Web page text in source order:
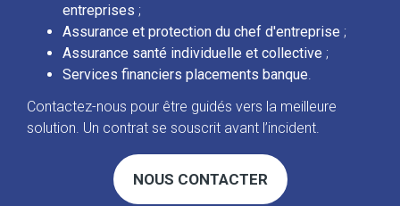
entreprises ;
Assurance et protection du chef d'entreprise ;
Assurance santé individuelle et collective ;
Services financiers placements banque.
Contactez-nous pour être guidés vers la meilleure
solution. Un contrat se souscrit avant l’incident.
NOUS CONTACTER